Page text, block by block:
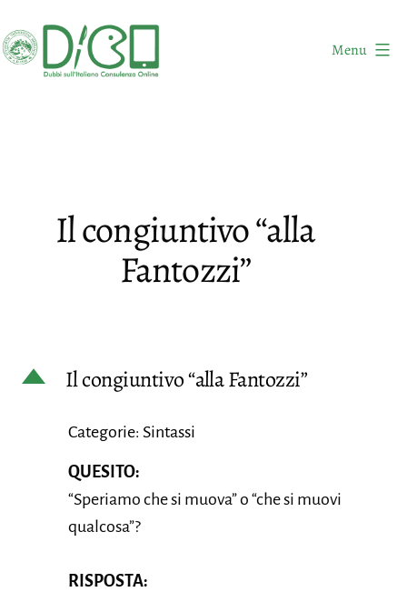
al
contenuto
Menu
Il congiuntivo “alla
Fantozzi”
D Il congiuntivo “alla Fantozzi”
Categorie: Sintassi
QUESITO:
“Speriamo che si muova” o “che si muovi
qualcosa”?
RISPOSTA: